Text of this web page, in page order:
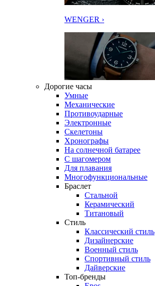
WENGER ›
Дорогие часы
Умные
Механические
Противоударные
Электронные
Скелетоны
Хронографы
На солнечной батарее
С шагомером
Для плавания
Многофункциональные
Браслет
Стальной
Керамический
Титановый
Стиль
Классический стиль
Дизайнерские
Военный стиль
Спортивный стиль
Дайверские
Топ-бренды